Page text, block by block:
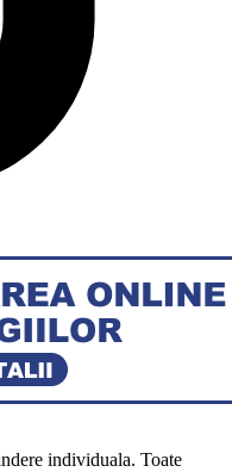
individuala. Toate